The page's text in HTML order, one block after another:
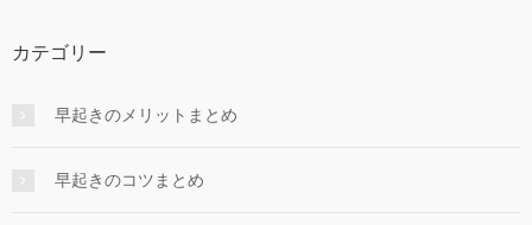
カテゴリー
早起きのメリットまとめ
早起きのコツまとめ